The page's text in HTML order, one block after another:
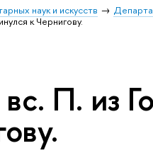
наук и искусств
к Чернигову.
П. из